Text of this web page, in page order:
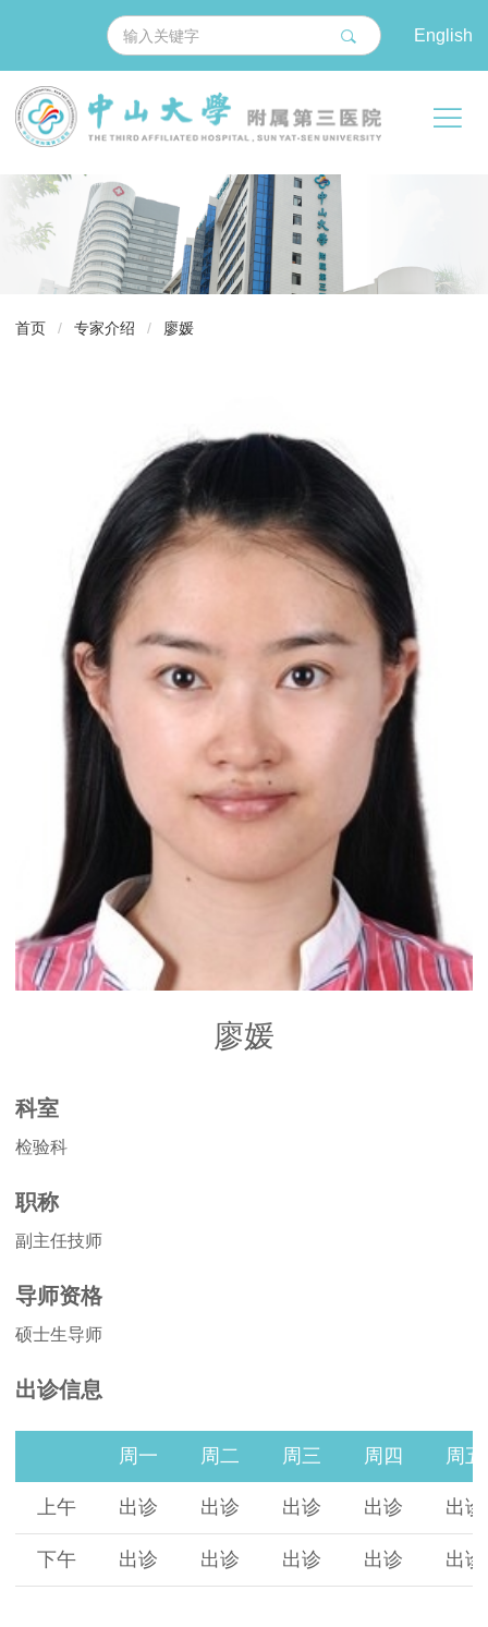
English
导
首页 / 专家介绍 / 廖媛
廖媛
科室
检验科
职称
副主任技师
导师资格
硕士生导师
出诊信息
周一 周二 周三 周四 周五
上午 出诊 出诊 出诊 出诊 出诊
下午 出诊 出诊 出诊 出诊 出诊